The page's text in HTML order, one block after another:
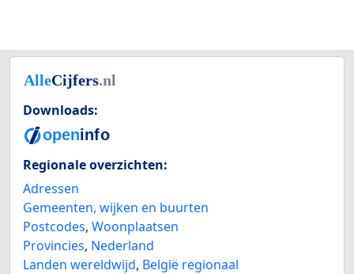
Downloads:
Regionale overzichten:
Adressen
Gemeenten, wijken en buurten
Postcodes, Woonplaatsen
Provincies, Nederland
Landen wereldwijd, België regionaal